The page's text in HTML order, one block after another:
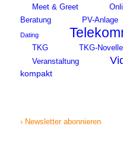
Meet & Greet
Beratung
PV-Anlage
Dating
TKG TKG-Novelle
Veranstaltung
kompakt
› Newsletter abonnieren